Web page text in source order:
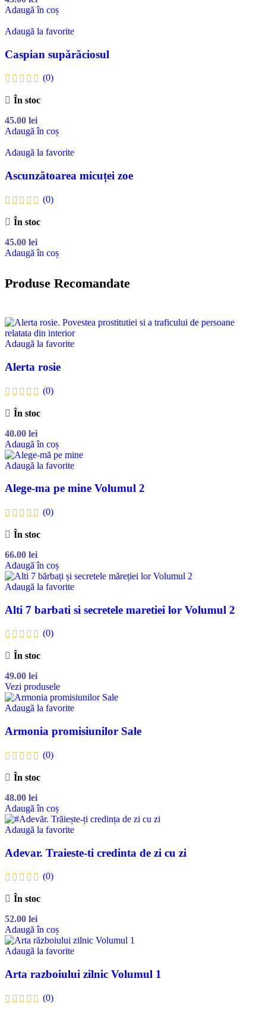
Adaugă în coș
Adaugă la favorite
Caspian supărăciosul
(0)
În stoc
45.00 lei
Adaugă în coș
Adaugă la favorite
Ascunzătoarea micuței zoe
(0)
În stoc
45.00 lei
Adaugă în coș
Produse Recomandate
Adaugă la favorite
Alerta rosie
(0)
În stoc
40.00 lei
Adaugă în coș
Adaugă la favorite
Alege-ma pe mine Volumul 2
(0)
În stoc
66.00 lei
Adaugă în coș
Adaugă la favorite
Alti 7 barbati si secretele maretiei lor Volumul 2
(0)
În stoc
49.00 lei
Vezi produsele
Adaugă la favorite
Armonia promisiunilor Sale
(0)
În stoc
48.00 lei
Adaugă în coș
Adaugă la favorite
Adevar. Traieste-ti credinta de zi cu zi
(0)
În stoc
52.00 lei
Adaugă în coș
Adaugă la favorite
Arta razboiului zilnic Volumul 1
(0)